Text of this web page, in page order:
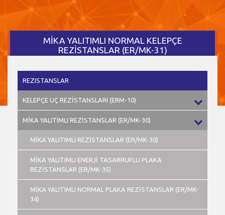
MİKA YALITIMLI NORMAL KELEPÇE
REZİSTANSLAR (ER/MK-31)
REZISTANSLAR
KELEPÇE UÇ REZİSTANSLARI (ERM-10)
MİKA YALITIMLI REZİSTANSLAR (ER/MK-30)
MİKA YALITIMLI REZİSTANSLAR (ER/MK-30)
MİKA YALITIMLI ENERJİ TASARRUFLU PLAKA
REZİSTANSLAR (ER/MK-35)
MİKA YALITIMLI NORMAL PLAKA REZİSTANSLAR (ER/MK-
34)